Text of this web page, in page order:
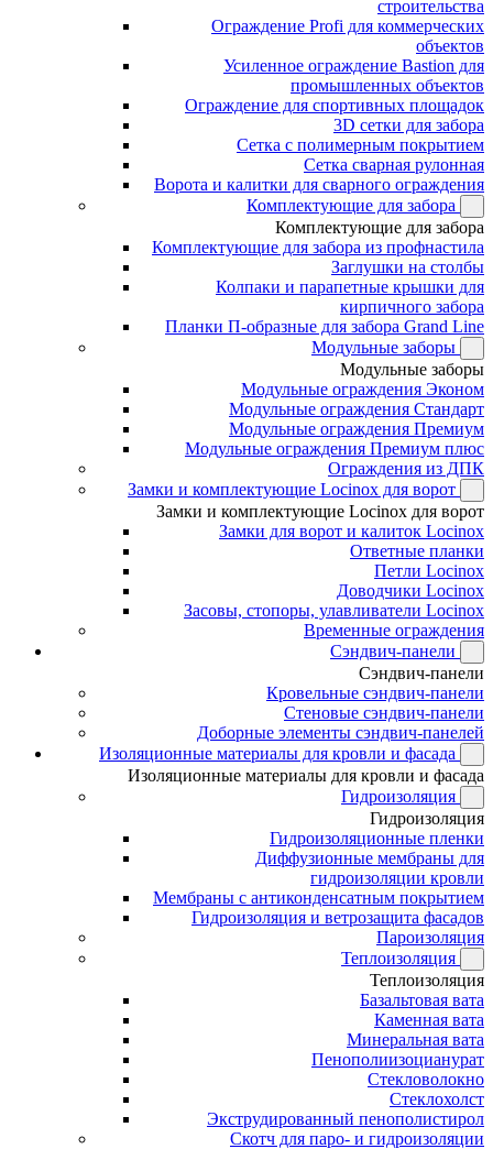
строительства
Ограждение Profi для коммерческих
объектов
Усиленное ограждение Bastion для
промышленных объектов
Ограждение для спортивных площадок
3D сетки для забора
Сетка с полимерным покрытием
Сетка сварная рулонная
Ворота и калитки для сварного ограждения
Комплектующие для забора
Комплектующие для забора
Комплектующие для забора из профнастила
Заглушки на столбы
Колпаки и парапетные крышки для
кирпичного забора
Планки П-образные для забора Grand Line
Модульные заборы
Модульные заборы
Модульные ограждения Эконом
Модульные ограждения Стандарт
Модульные ограждения Премиум
Модульные ограждения Премиум плюс
Ограждения из ДПК
Замки и комплектующие Locinox для ворот
Замки и комплектующие Locinox для ворот
Замки для ворот и калиток Locinox
Ответные планки
Петли Locinox
Доводчики Locinox
Засовы, стопоры, улавливатели Locinox
Временные ограждения
Сэндвич-панели
Сэндвич-панели
Кровельные сэндвич-панели
Стеновые сэндвич-панели
Доборные элементы сэндвич-панелей
Изоляционные материалы для кровли и фасада
Изоляционные материалы для кровли и фасада
Гидроизоляция
Гидроизоляция
Гидроизоляционные пленки
Диффузионные мембраны для
гидроизоляции кровли
Мембраны с антиконденсатным покрытием
Гидроизоляция и ветрозащита фасадов
Пароизоляция
Теплоизоляция
Теплоизоляция
Базальтовая вата
Каменная вата
Минеральная вата
Пенополиизоцианурат
Стекловолокно
Стеклохолст
Экструдированный пенополистирол
Скотч для паро- и гидроизоляции